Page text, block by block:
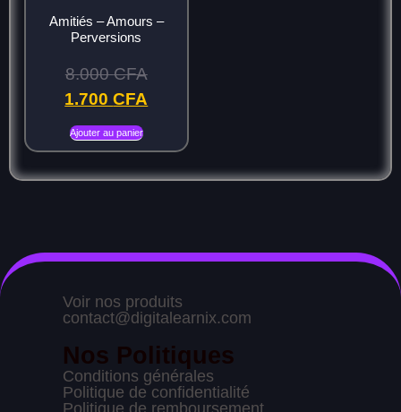
Amitiés – Amours –
Perversions
8.000CFA
1.700CFA
Ajouter au panier
Voir nos produits
contact@digitalearnix.com
Nos Politiques
Conditions générales
Politique de confidentialité